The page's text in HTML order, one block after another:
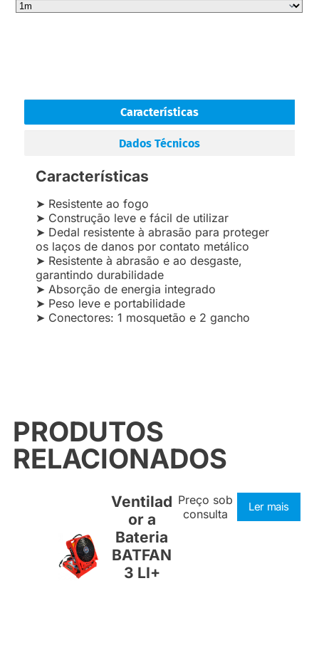
Características
Dados Técnicos
Características
➤ Resistente ao fogo
➤ Construção leve e fácil de utilizar
➤ Dedal resistente à abrasão para proteger
os laços de danos por contato metálico
➤ Resistente à abrasão e ao desgaste,
garantindo durabilidade
➤ Absorção de energia integrado
➤ Peso leve e portabilidade
➤ Conectores: 1 mosquetão e 2 gancho
PRODUTOS
RELACIONADOS
Ventilad
or a
Bateria
BATFAN
3 LI+
Preço sob
consulta
Ler mais